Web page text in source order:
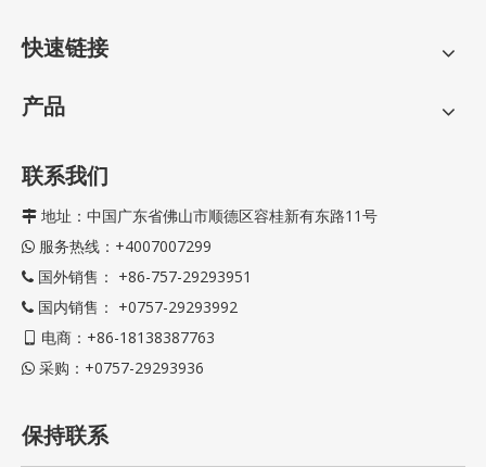
快速链接
产品
联系我们
 地址：中国广东省佛山市顺德区容桂新有东路11号
 服务热线：+4007007299
 国外销售： +86-757-29293951
 国内销售： +0757-29293992
 电商：+86-18138387763
 采购：+0757-29293936
保持联系